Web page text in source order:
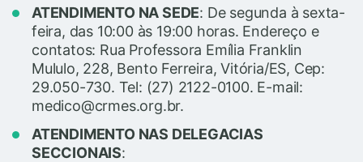
ATENDIMENTO NA SEDE: De segunda à sexta-
feira, das 10:00 às 19:00 horas. Endereço e
contatos: Rua Professora Emília Franklin
Mululo, 228, Bento Ferreira, Vitória/ES, Cep:
29.050-730. Tel: (27) 2122-0100. E-mail:
medico@crmes.org.br.
ATENDIMENTO NAS DELEGACIAS
SECCIONAIS: